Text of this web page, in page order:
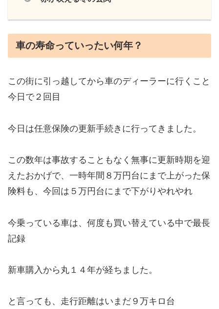
車の寿命っていったい何年？
この街に引っ越してから車のディーラーに行くこと
今日で２回目
今日は任意保険の更新手続きに行ってきました。
この数年は事故することもなく無事に更新時期を迎
えたおかげで、一時年間８万円台にまで上がった保
険料も、今回は５万円台にまで下がりやれやれ
今乗っている車は、何度も買い替えている中で最長
記録
新車購入から丸１４年が経ちました。
と言っても、走行距離はいまだ９万キロ台